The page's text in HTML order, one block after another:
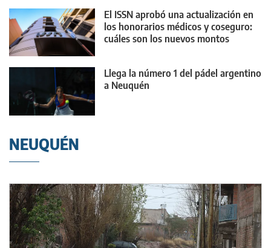
El ISSN aprobó una actualización en
los honorarios médicos y coseguro:
cuáles son los nuevos montos
Llega la número 1 del pádel argentino
a Neuquén
NEUQUÉN